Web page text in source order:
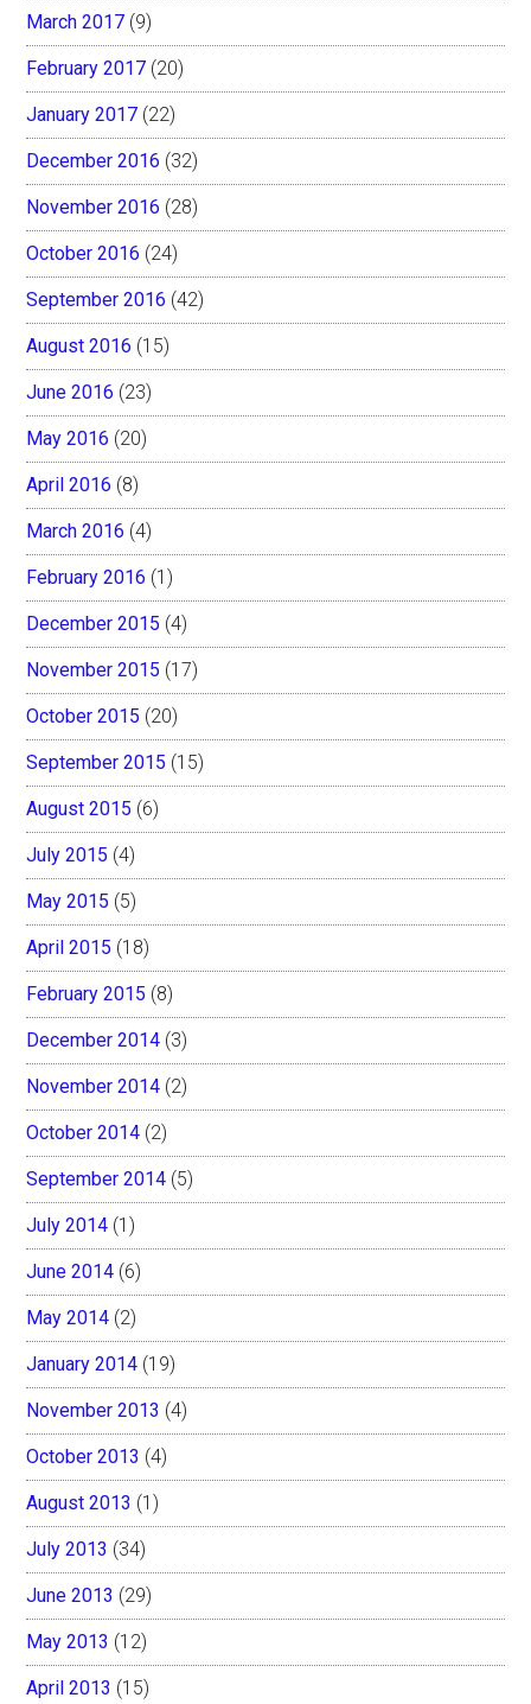
March 2017 (9)
February 2017 (20)
January 2017 (22)
December 2016 (32)
November 2016 (28)
October 2016 (24)
September 2016 (42)
August 2016 (15)
June 2016 (23)
May 2016 (20)
April 2016 (8)
March 2016 (4)
February 2016 (1)
December 2015 (4)
November 2015 (17)
October 2015 (20)
September 2015 (15)
August 2015 (6)
July 2015 (4)
May 2015 (5)
April 2015 (18)
February 2015 (8)
December 2014 (3)
November 2014 (2)
October 2014 (2)
September 2014 (5)
July 2014 (1)
June 2014 (6)
May 2014 (2)
January 2014 (19)
November 2013 (4)
October 2013 (4)
August 2013 (1)
July 2013 (34)
June 2013 (29)
May 2013 (12)
April 2013 (15)